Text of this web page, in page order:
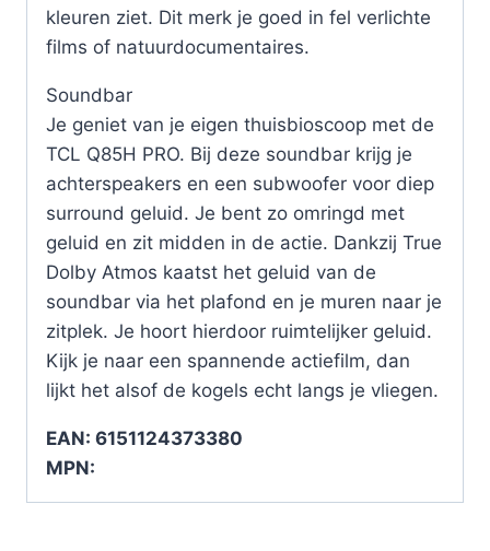
kleuren ziet. Dit merk je goed in fel verlichte
films of natuurdocumentaires.
Soundbar
Je geniet van je eigen thuisbioscoop met de
TCL Q85H PRO. Bij deze soundbar krijg je
achterspeakers en een subwoofer voor diep
surround geluid. Je bent zo omringd met
geluid en zit midden in de actie. Dankzij True
Dolby Atmos kaatst het geluid van de
soundbar via het plafond en je muren naar je
zitplek. Je hoort hierdoor ruimtelijker geluid.
Kijk je naar een spannende actiefilm, dan
lijkt het alsof de kogels echt langs je vliegen.
EAN: 6151124373380
MPN: